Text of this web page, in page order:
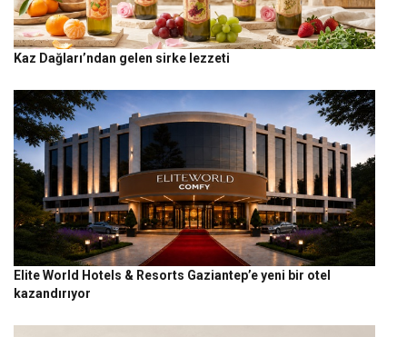
Kaz Dağları’ndan gelen sirke lezzeti
Elite World Hotels & Resorts Gaziantep’e yeni bir otel
kazandırıyor